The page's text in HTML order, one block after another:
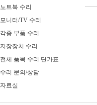
노트북 수리
모니터/TV 수리
각종 부품 수리
저장장치 수리
전체 품목 수리 단가표
수리 문의/상담
자료실